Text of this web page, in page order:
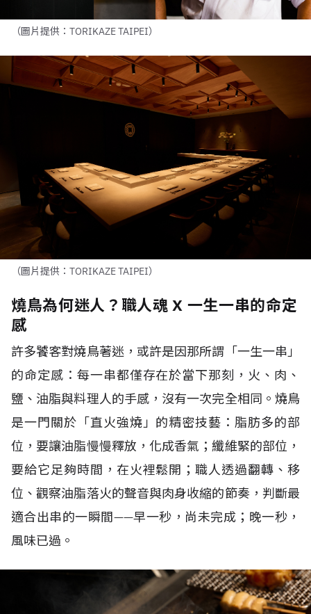
（圖片提供：TORIKAZE TAIPEI）
（圖片提供：TORIKAZE TAIPEI）
燒鳥為何迷人？職人魂 X 一生一串的命定
感
許多饕客對燒鳥著迷，或許是因那所謂 「一生一串」
的命定感：每一串都僅存在於當下那刻，火、肉、
鹽、油脂與料理人的手感，沒有一次完全相同。燒鳥
是一門關於「直火強燒」的精密技藝：脂肪多的部
位，要讓油脂慢慢釋放，化成香氣；纖維緊的部位，
要給它足夠時間，在火裡鬆開；職人透過翻轉、移
位、觀察油脂落火的聲音與肉身收縮的節奏，判斷最
適合出串的一瞬間——早一秒，尚未完成；晚一秒，
風味已過。